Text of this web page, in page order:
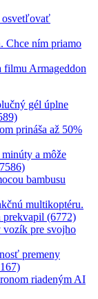
osvetľovať
Chce ním priamo
filmu Armageddon
gél úplne
prináša až 50%
a môže
bambusu
multikoptéru.
prekvapil (6772)
vozík pre svojho
premeny
riadeným AI